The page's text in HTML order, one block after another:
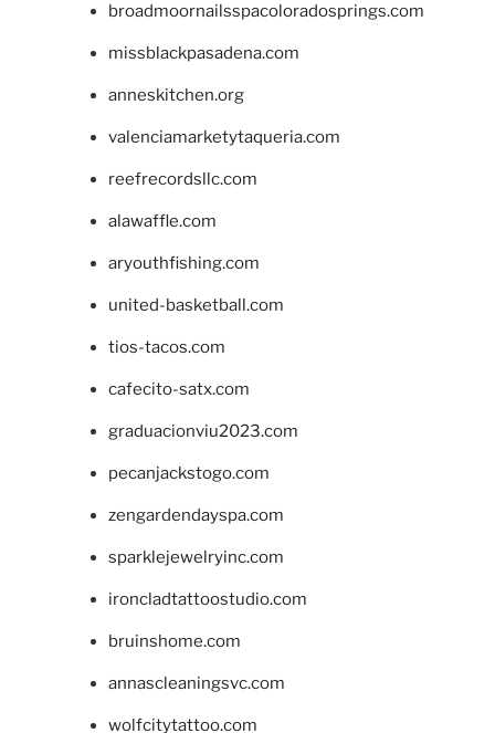
broadmoornailsspacoloradosprings.com
missblackpasadena.com
anneskitchen.org
valenciamarketytaqueria.com
reefrecordsllc.com
alawaffle.com
aryouthfishing.com
united-basketball.com
tios-tacos.com
cafecito-satx.com
graduacionviu2023.com
pecanjackstogo.com
zengardendayspa.com
sparklejewelryinc.com
ironcladtattoostudio.com
bruinshome.com
annascleaningsvc.com
wolfcitytattoo.com